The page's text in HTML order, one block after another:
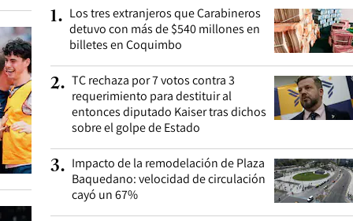
1. Los tres extranjeros que Carabineros
detuvo con más de $540 millones en
billetes en Coquimbo
2. TC rechaza por 7 votos contra 3
requerimiento para destituir al
entonces diputado Kaiser tras dichos
sobre el golpe de Estado
3. Impacto de la remodelación de Plaza
Baquedano: velocidad de circulación
cayó un 67%